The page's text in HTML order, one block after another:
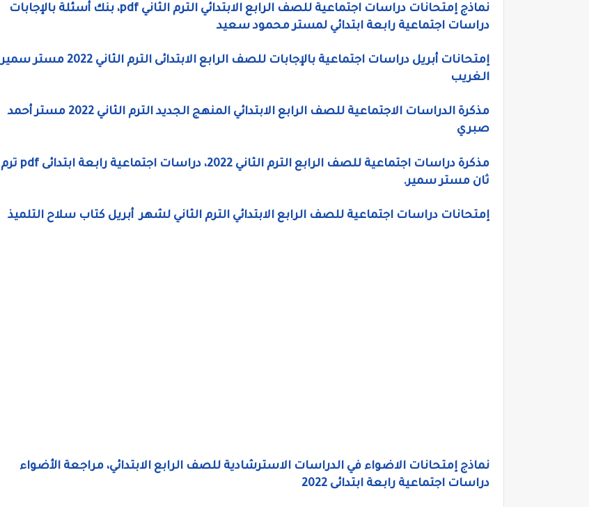
نماذج إمتحانات دراسات اجتماعية للصف الرابع الابتدائي الترم الثاني pdf، بنك أسئلة بالإجابات
دراسات اجتماعية رابعة ابتدائي لمستر محمود سعيد
إمتحانات أبريل دراسات اجتماعية بالإجابات للصف الرابع الابتدائى الترم الثاني 2022 مستر سمير
الغريب
مذكرة الدراسات الاجتماعية للصف الرابع الابتدائي المنهج الجديد الترم الثاني 2022 مستر أحمد
صبري
مذكرة دراسات اجتماعية للصف الرابع الترم الثاني 2022، دراسات اجتماعية رابعة ابتدائى pdf ترم
ثان مستر سمير.
إمتحانات دراسات اجتماعية للصف الرابع الابتدائي الترم الثاني لشهر أبريل كتاب سلاح التلميذ
نماذج إمتحانات الاضواء في الدراسات الاسترشادية للصف الرابع الابتدائي، مراجعة الأضواء
دراسات اجتماعية رابعة ابتدائى 2022